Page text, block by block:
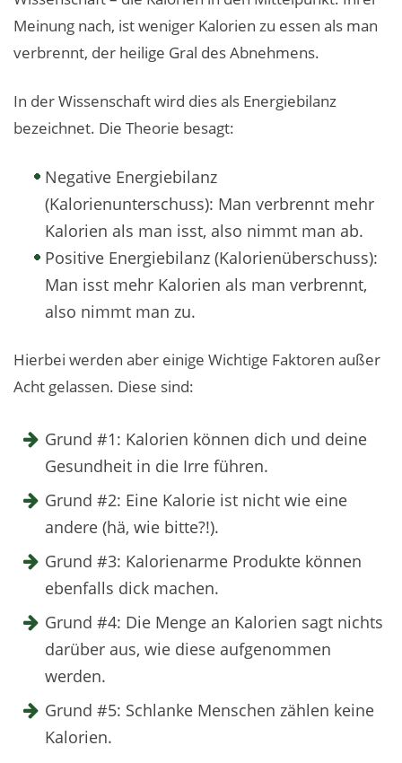
Meinung nach, ist weniger Kalorien zu essen als man
verbrennt, der heilige Gral des Abnehmens.
In der Wissenschaft wird dies als Energiebilanz
bezeichnet. Die Theorie besagt:
Negative Energiebilanz
(Kalorienunterschuss): Man verbrennt mehr
Kalorien als man isst, also nimmt man ab.
Positive Energiebilanz (Kalorienüberschuss):
Man isst mehr Kalorien als man verbrennt,
also nimmt man zu.
Hierbei werden aber einige Wichtige Faktoren außer
Acht gelassen. Diese sind:
Grund #1: Kalorien können dich und deine
Gesundheit in die Irre führen.
Grund #2: Eine Kalorie ist nicht wie eine
andere (hä, wie bitte?!).
Grund #3: Kalorienarme Produkte können
ebenfalls dick machen.
Grund #4: Die Menge an Kalorien sagt nichts
darüber aus, wie diese aufgenommen
werden.
Grund #5: Schlanke Menschen zählen keine
Kalorien.